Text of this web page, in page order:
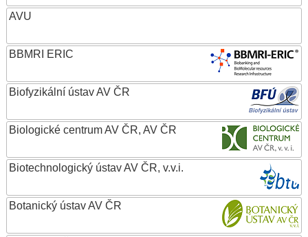
AVU
BBMRI ERIC
Biofyzikální ústav AV ČR
Biologické centrum AV ČR, AV ČR
Biotechnologický ústav AV ČR, v.v.i.
Botanický ústav AV ČR